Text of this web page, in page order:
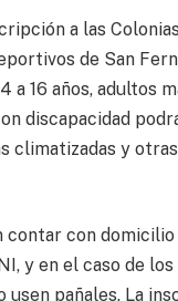
a las
de San
a 16 años, adultos
discapacidad
climatizadas y
contar con domicilio
y en el caso de los
usen pañales. La